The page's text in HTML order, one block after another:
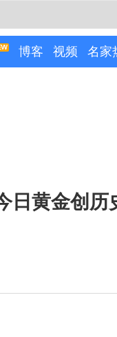
博客 视频 名家
日黄金创历